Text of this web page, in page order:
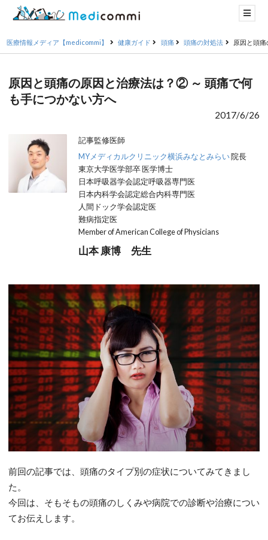
医療情報メディア【medicommi】 健康ガイド 頭痛 頭痛の対処法 原因と頭
原因と頭痛の原因と治療法は？② ～ 頭痛で何
も手につかない方へ
2017/6/26
記事監修医師
MYメディカルクリニック横浜みなとみらい院長
東京大学医学部卒 医学博士
日本呼吸器学会認定呼吸器専門医
日本内科学会認定総合内科専門医
人間ドック学会認定医
難病指定医
Member of American College of Physicians
山本 康博 先生
前回の記事では、頭痛のタイプ別の症状についてみてきまし
た。
今回は、そもそもの頭痛のしくみや病院での診断や治療につい
てお伝えします。